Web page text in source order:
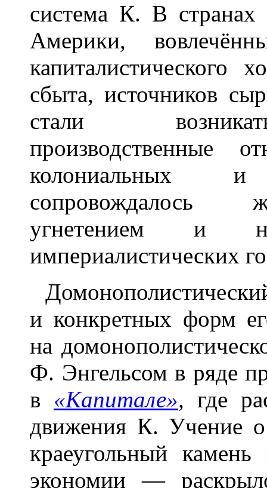
система К. В
Америки,
капиталистического
сбыта, источников
стали
производственные
колониальных
сопровождалось
угнетением и
империалистических
и конкретных форм
на
Ф. Энгельсом в ряде
в «Капитале», где
движения К. Учение
краеугольный камень
экономии —